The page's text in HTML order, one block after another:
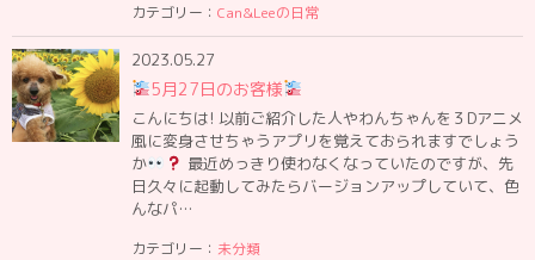
カテゴリー： Can&Leeの日常
2023.05.27
5月27日のお客様
こんにちは! 以前ご紹介した人やわんちゃんを３Dアニメ
風に変身させちゃうアプリを覚えておられますでしょう
か
最近めっきり使わなくなっていたのですが、先
日久々に起動してみたらバージョンアップしていて、色
んなパ…
カテゴリー： 未分類